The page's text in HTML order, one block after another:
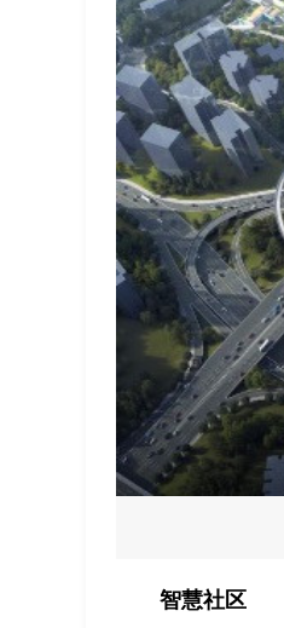
智慧社区